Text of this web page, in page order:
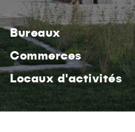
Bureaux
Commerces
Locaux d'activités